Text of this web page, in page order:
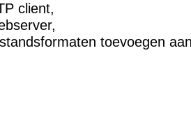
client,
toevoegen